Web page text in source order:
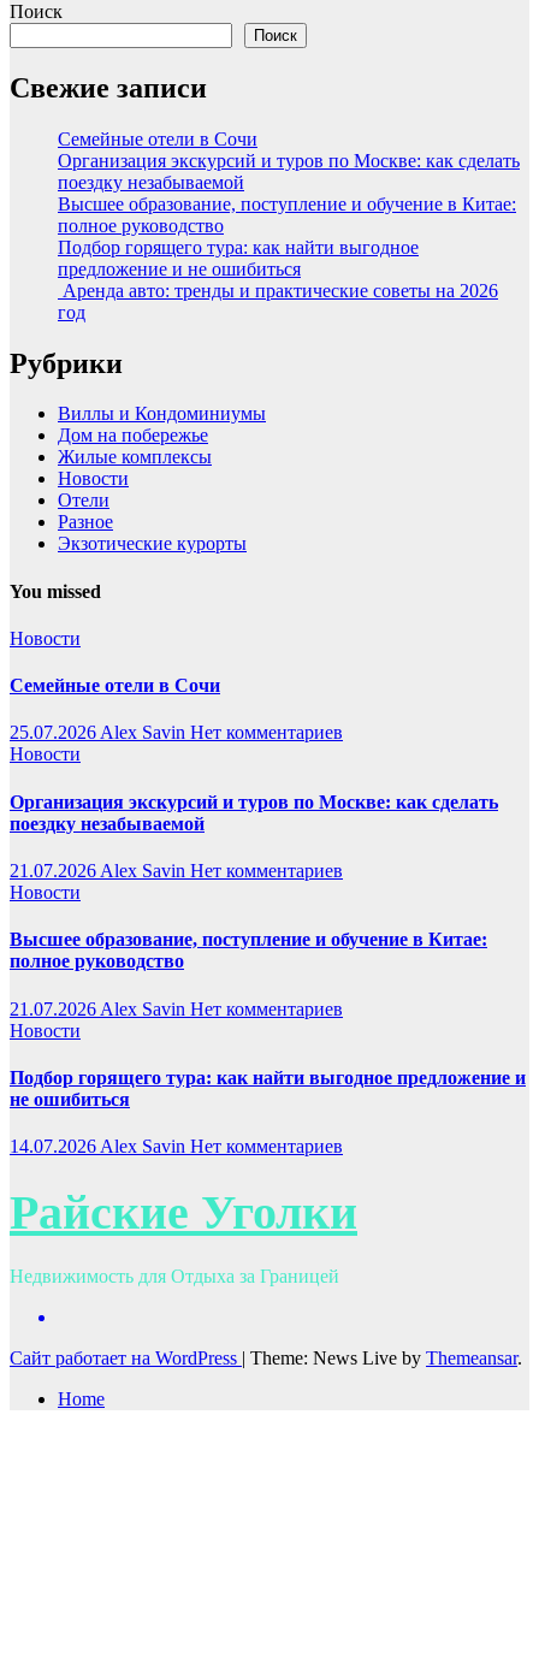
Поиск
Поиск
Свежие записи
Семейные отели в Сочи
Организация экскурсий и туров по Москве: как сделать
поездку незабываемой
Высшее образование, поступление и обучение в Китае:
полное руководство
Подбор горящего тура: как найти выгодное
предложение и не ошибиться
Аренда авто: тренды и практические советы на 2026
год
Рубрики
Виллы и Кондоминиумы
Дом на побережье
Жилые комплексы
Новости
Отели
Разное
Экзотические курорты
You missed
Новости
Семейные отели в Сочи
25.07.2026Alex Savin Нет комментариев
Новости
Организация экскурсий и туров по Москве: как сделать
поездку незабываемой
21.07.2026 Alex Savin Нет комментариев
Новости
Высшее образование, поступление и обучение в Китае:
полное руководство
21.07.2026 Alex Savin Нет комментариев
Новости
Подбор горящего тура: как найти выгодное предложение и
не ошибиться
14.07.2026 Alex Savin Нет комментариев
Райские Уголки
Недвижимость для Отдыха за Границей
Сайт работает на WordPress | Theme: News Live by Themeansar.
Home